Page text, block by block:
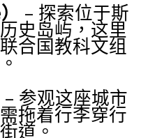
– 探索位于斯
史岛屿，这里
合国教科文组
– 参观这座城市
拖着行李穿行
道。